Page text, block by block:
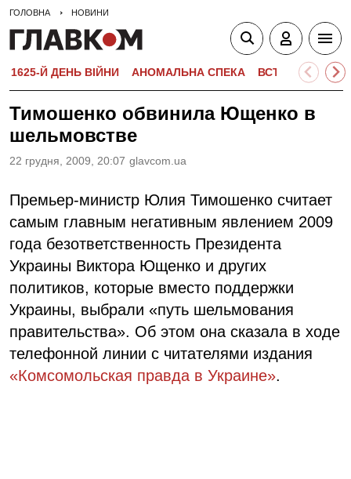
ГОЛОВНА НОВИНИ
1625-Й ДЕНЬ ВІЙНИ АНОМАЛЬНА СПЕКА ВСТУПНА
Тимошенко обвинила Ющенко в
шельмовстве
22 грудня, 2009, 20:07 glavcom.ua
Премьер-министр Юлия Тимошенко считает
самым главным негативным явлением 2009
года безответственность Президента
Украины Виктора Ющенко и других
политиков, которые вместо поддержки
Украины, выбрали «путь шельмования
правительства». Об этом она сказала в ходе
телефонной линии с читателями издания
«Комсомольская правда в Украине».